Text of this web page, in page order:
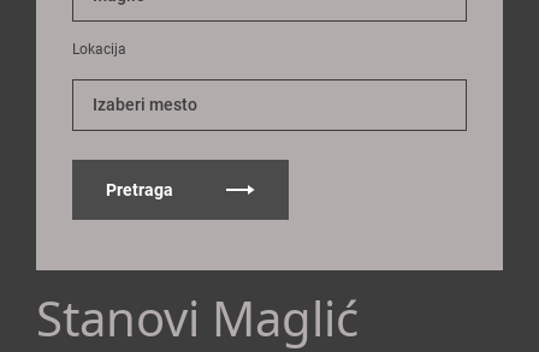
Lokacija
Izaberi mesto
Pretraga
Stanovi Maglić